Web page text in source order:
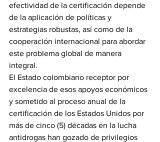
efectividad de la certificación depende
de la aplicación de políticas y
estrategias robustas, así como de la
cooperación internacional para abordar
este problema global de manera
integral.
El Estado colombiano receptor por
excelencia de esos apoyos económicos
y sometido al proceso anual de la
certificación de los Estados Unidos por
más de cinco (5) décadas en la lucha
antidrogas han gozado de privilegios